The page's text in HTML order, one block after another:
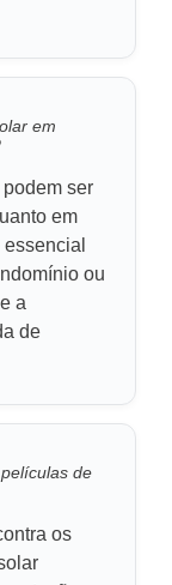
em
ser
em
ou
a
de
de
os